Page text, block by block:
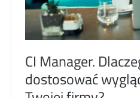
CI Manager.
dostosować